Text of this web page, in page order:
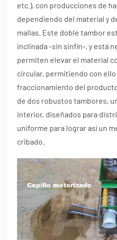
etc.), con producciones de
dependiendo del material y
mallas. Este doble tambor
inclinada -sin sinfín-, y está
permiten elevar el material
circular, permitiendo con ello
fraccionamiento del
de dos robustos tambores,
interior, diseñados para
uniforme para lograr así un
cribado.